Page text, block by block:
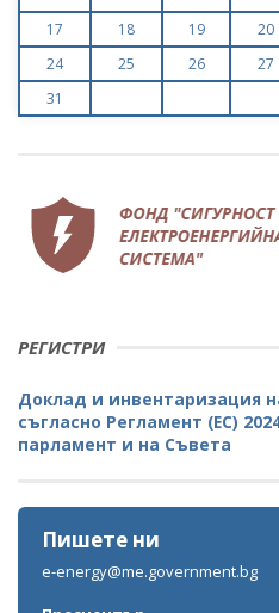
17
18 19 20
24
25 26 27
31
РЕГИСТРИ
Доклад и инвентаризация
съгласно Регламент (ЕС)
парламент и на Съвета
Пишете ни
e-energy@me.government.bg